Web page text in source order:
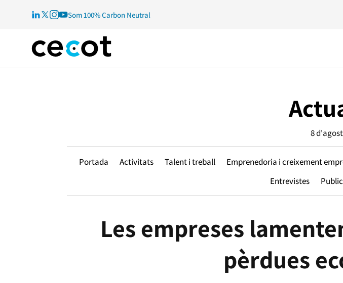
Som 100% Carbon Neutral
8
Portada Activitats Talent i treball Emprenedoria i creixement
Entrevistes
Les empreses
pèrdues